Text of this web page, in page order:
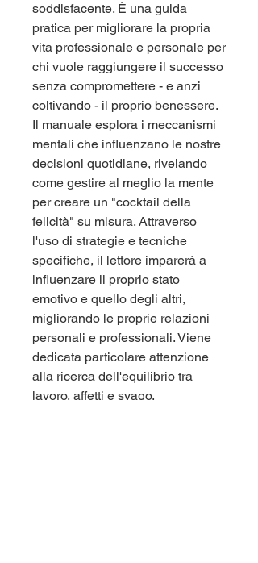
soddisfacente. È una guida
pratica per migliorare la propria
vita professionale e personale per
chi vuole raggiungere il successo
senza compromettere - e anzi
coltivando - il proprio benessere.
Il manuale esplora i meccanismi
mentali che influenzano le nostre
decisioni quotidiane, rivelando
come gestire al meglio la mente
per creare un "cocktail della
felicità" su misura. Attraverso
l'uso di strategie e tecniche
specifiche, il lettore imparerà a
influenzare il proprio stato
emotivo e quello degli altri,
migliorando le proprie relazioni
personali e professionali. Viene
dedicata particolare attenzione
alla ricerca dell'equilibrio tra
lavoro, affetti e svago,